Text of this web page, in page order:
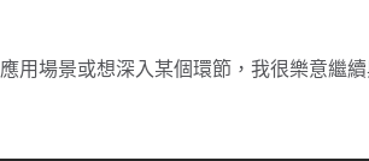
用場景或想深入某個環節，我很樂意繼續